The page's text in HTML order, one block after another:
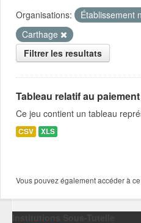
Organisations:
Établissement
Carthage
Filtrer les resultats
Tableau relatif au
Ce jeu contient un tableau
CSV XLS
Vous pouvez également accéder à